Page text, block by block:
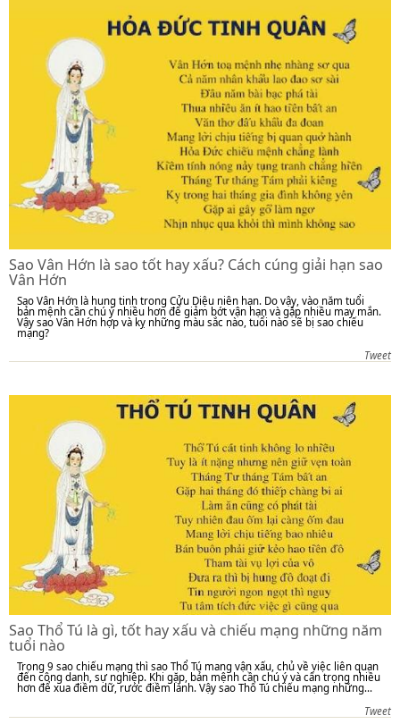
Sao Vân Hớn là sao tốt hay xấu? Cách cúng giải hạn sao
Vân Hớn
Sao Vân Hớn là hung tinh trong Cửu Diệu niên hạn. Do vậy, vào năm tuổi
bản mệnh cần chú ý nhiều hơn để giảm bớt vận hạn và gặp nhiều may mắn.
Vậy sao Vân Hớn hợp và kỵ những màu sắc nào, tuổi nào sẽ bị sao chiếu
mạng?
Tweet
Sao Thổ Tú là gì, tốt hay xấu và chiếu mạng những năm
tuổi nào
Trong 9 sao chiếu mạng thì sao Thổ Tú mang vận xấu, chủ về việc liên quan
đến công danh, sự nghiệp. Khi gặp, bản mệnh cần chú ý và cẩn trọng nhiều
hơn để xua điềm dữ, rước điềm lành. Vậy sao Thổ Tú chiếu mạng những...
Tweet